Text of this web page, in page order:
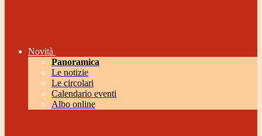
Novità
Panoramica
Le notizie
Le circolari
Calendario eventi
Albo online